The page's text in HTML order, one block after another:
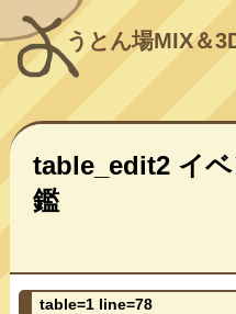
うとん場MIX＆
table_edit2 イ
鑑
table=1 line=78